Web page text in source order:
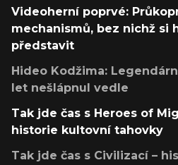
Videoherní poprvé:
mechanismů, bez nichž si
představit
Hideo Kodžima:
let nešlápnul vedle
Tak jde čas s Heroes of
historie kultovní tahovky
Tak jde čas s Civilizací –